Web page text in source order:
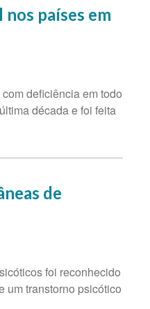
países em
deficiência em todo
década e foi feita
de
foi reconhecido
um transtorno psicótico